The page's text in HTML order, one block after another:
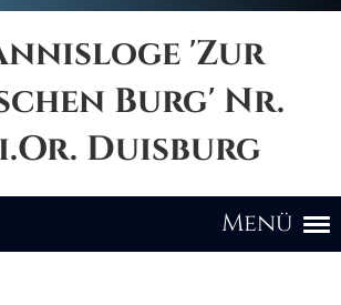
'Zur
Burg' Nr.
Duisburg
Menü